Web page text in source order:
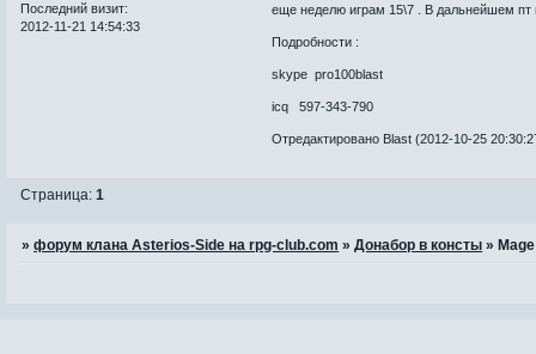
Последний визит:
2012-11-21 14:54:33
еще неделю играм 15\7 . В дальнейшем пт
Подробности :
skype pro100blast
icq 597-343-790
Отредактировано Blast (2012-10-25
Страница:1
»форум клана Asterios-Side на rpg-club.com »Донабор в консты »